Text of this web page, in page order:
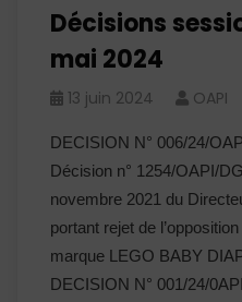
Décisions
mai 2024
13 juin 2024 OAPI
DECISION N° 006/24/
Décision n° 1254/OAPI/
novembre 2021 du
portant rejet de
marque LEGO BABY
DECISION N° 001/24/